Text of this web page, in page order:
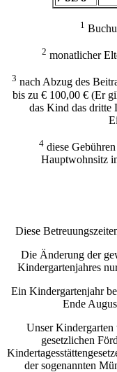
1
2 monatlicher
3 nach Abzug des
bis zu € 100,00 € (Er
das Kind das dritte
4diese
Hauptwohnsitz
Diese
Die Änderung der
Kindergartenjahres
Ein Kindergartenjahr
Ende
Unser
gesetzlichen
der sogenannten